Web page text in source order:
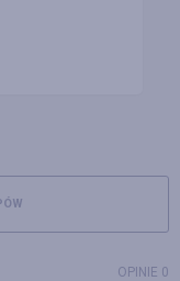
OPINIE 0